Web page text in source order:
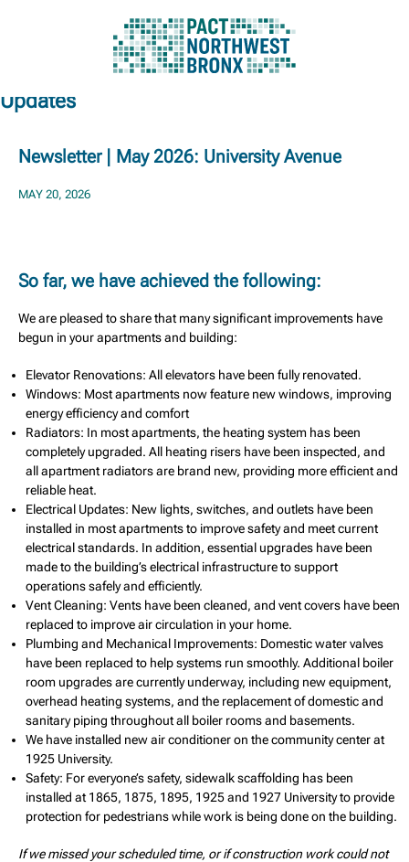
Skip
Updates
Newsletter | May 2026: University Avenue
MAY 20, 2026
So far, we have achieved the following:
We are pleased to share that many significant improvements have
begun in your apartments and building:
Elevator Renovations: All elevators have been fully renovated.
Windows: Most apartments now feature new windows, improving
energy efficiency and comfort
Radiators: In most apartments, the heating system has been
completely upgraded. All heating risers have been inspected, and
all apartment radiators are brand new, providing more efficient and
reliable heat.
Electrical Updates: New lights, switches, and outlets have been
installed in most apartments to improve safety and meet current
electrical standards. In addition, essential upgrades have been
made to the building’s electrical infrastructure to support
operations safely and efficiently.
Vent Cleaning: Vents have been cleaned, and vent covers have been
replaced to improve air circulation in your home.
Plumbing and Mechanical Improvements: Domestic water valves
have been replaced to help systems run smoothly. Additional boiler
room upgrades are currently underway, including new equipment,
overhead heating systems, and the replacement of domestic and
sanitary piping throughout all boiler rooms and basements.
We have installed new air conditioner on the community center at
1925 University.
Safety: For everyone’s safety, sidewalk scaffolding has been
installed at 1865, 1875, 1895, 1925 and 1927 University to provide
protection for pedestrians while work is being done on the building.
If we missed your scheduled time, or if construction work could not